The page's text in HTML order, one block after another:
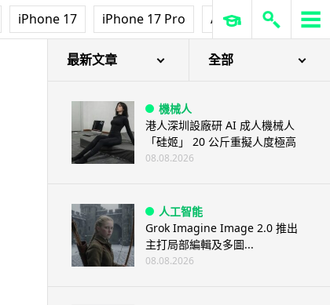
iPhone 17 iPhone 17 Pro AirPods Pro 3
最新文章 全部
機械人
港人深圳設廠研 AI 成人機械人
「硅姬」 20 公斤重擬人度極高
08.08.2026
人工智能
Grok Imagine Image 2.0 推出
主打局部編輯及多圖...
08.08.2026